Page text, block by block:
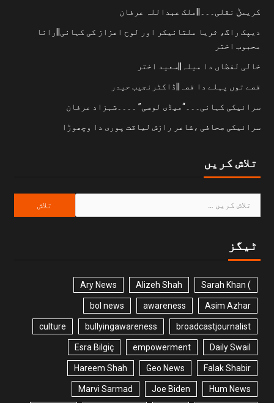
کریمݨ نقلی۔۔۔||ملک عبداللہ عرفان
دیپک راگ، ثریا ملتانیکر اور لوح اعزاز کی کہانی||رانا
محبوب اختر
خالی لفظاں دا میلہ||سعید اختر
قصے توں پہلے دا قصہ||ڈاکٹرنجیب حیدر
سرائیکی کہانی۔۔۔“میڈی لوسی” ۔۔۔۔شہزاد عرفان
سرائیکی صحافی ،شاعر رازش لیاقت پوری دا وچھوڑا
تلاش کریں
ٹیگز
) Sarah Khan
Alizeh Shah
Ary News
Asim Azhar
awareness
bol news
broadcastjournalist
bullyingawareness
culture
Daily Swail
empowerment
Esra Bilgiç
Falak Shabir
Geo News
Hareem Shah
Hum News
Joe Biden
Marvi Sarmad